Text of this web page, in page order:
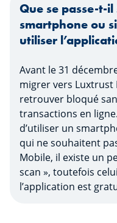
Que se passe-t-il
smartphone ou
utiliser
Avant le 31
migrer vers Luxtrust
retrouver bloqué
transactions en
d’utiliser un
qui ne souhaitent
Mobile, il existe un
scan », toutefois
l’application est